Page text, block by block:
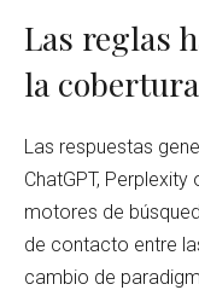
Las reglas
la
Las respuestas
ChatGPT,
motores de
de contacto entre
cambio de